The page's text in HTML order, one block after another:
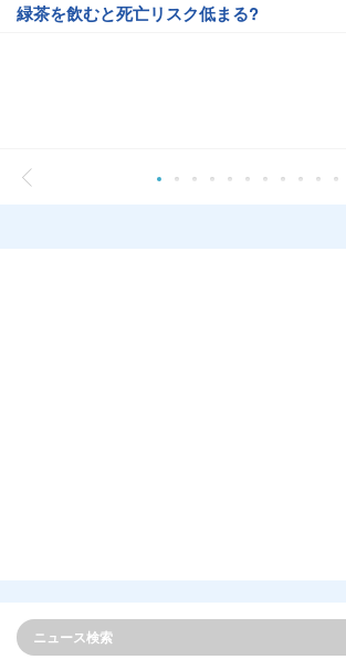
緑茶を飲むと死亡リスク低まる?